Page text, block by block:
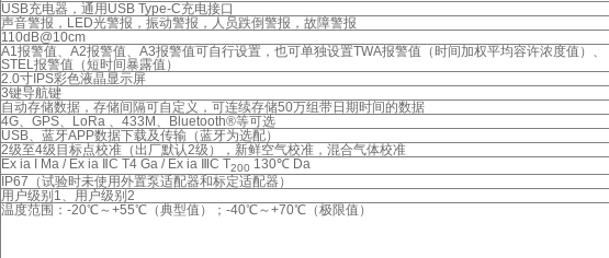
USB充电器，通用USB Type-C充电接口
声音警报，LED光警报，振动警报，人员跌倒警报，故障警报
110dB@10cm
A1报警值、A2报警值、A3报警值可自行设置，也可单独设置TWA报警值（时间加权平均容许浓度值）、
STEL报警值（短时间暴露值）
2.0寸IPS彩色液晶显示屏
3键导航键
自动存储数据，存储间隔可自定义，可连续存储50万组带日期时间的数据
4G、GPS、LoRa 、433M、Bluetooth®等可选
USB、蓝牙APP数据下载及传输（蓝牙为选配）
2级至4级目标点校准（出厂默认2级），新鲜空气校准，混合气体校准
Ex ia I Ma / Ex ia ⅡC T4 Ga / Ex ia ⅢC T200 130℃ Da
IP67（试验时未使用外置泵适配器和标定适配器）
用户级别1、用户级别2
温度范围：-20℃～+55℃（典型值）；-40℃～+70℃（极限值）